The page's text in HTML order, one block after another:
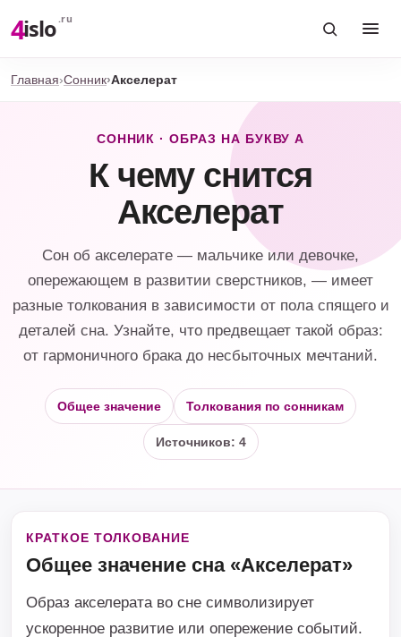
4islo .ru
Главная Сонник Акселерат
СОННИК · ОБРАЗ НА БУКВУ А
К чему снится
Акселерат
Сон об акселерате — мальчике или девочке,
опережающем в развитии сверстников, — имеет
разные толкования в зависимости от пола спящего и
деталей сна. Узнайте, что предвещает такой образ:
от гармоничного брака до несбыточных мечтаний.
Общее значение Толкования по сонникам
Источников: 4
КРАТКОЕ ТОЛКОВАНИЕ
Общее значение сна «Акселерат»
Образ акселерата во сне символизирует
ускоренное развитие или опережение событий.